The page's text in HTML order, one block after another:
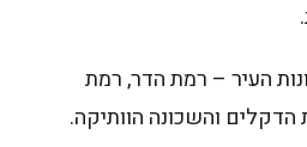
העיר – רמת הדר, רמת
הדקלים והשכונה הוותיקה.